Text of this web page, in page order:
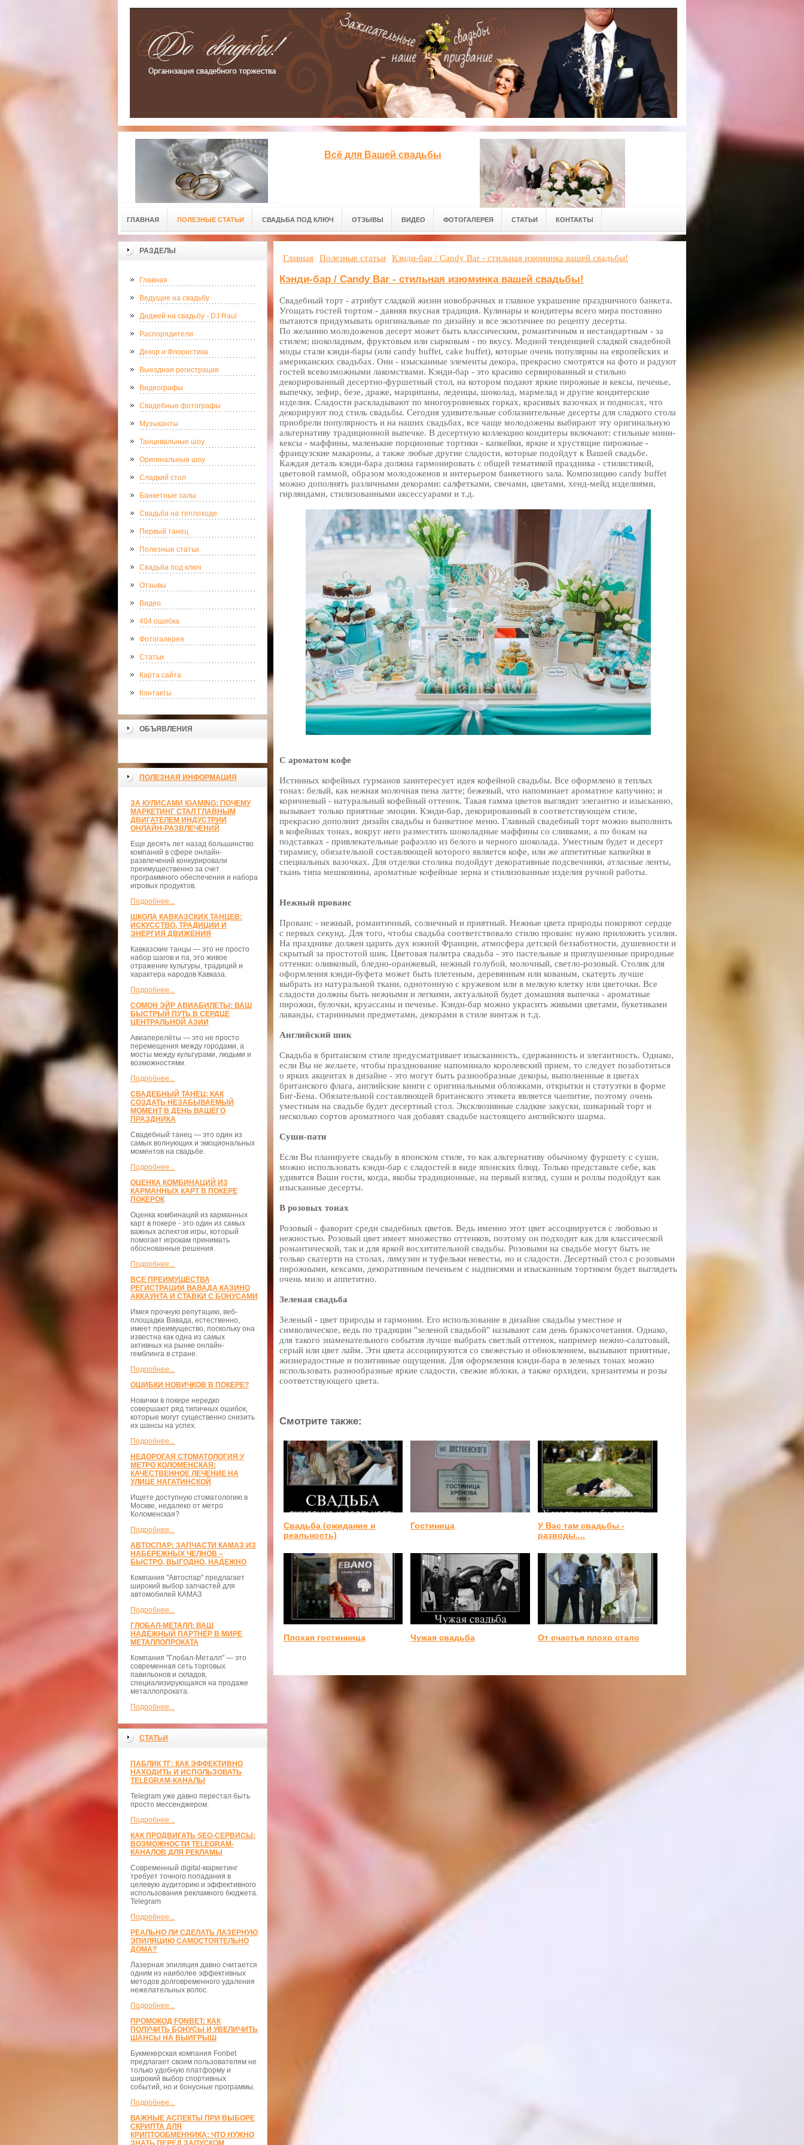
Всё для Вашей свадьбы
ГЛАВНАЯ ПОЛЕЗНЫЕ СТАТЬИ СВАДЬБА ПОД КЛЮЧ ОТЗЫВЫ ВИДЕО ФОТОГАЛЕРЕЯ СТАТЬИ КОНТАКТЫ
РАЗДЕЛЫ
Главная
Ведущие на свадьбу
Диджей на свадьбу - DJ Raul
Распорядители
Декор и Флористика
Выездная регистрация
Видеографы
Свадебные фотографы
Музыканты
Танцевальные шоу
Оригинальные шоу
Сладкий стол
Банкетные залы
Свадьба на теплоходе
Первый танец
Полезные статьи
Свадьба под ключ
Отзывы
Видео
404 ошибка
Фотогалерея
Статьи
Карта сайта
Контакты
ОБЪЯВЛЕНИЯ
ПОЛЕЗНАЯ ИНФОРМАЦИЯ
ЗА КУЛИСАМИ IGAMING: ПОЧЕМУ
МАРКЕТИНГ СТАЛ ГЛАВНЫМ
ДВИГАТЕЛЕМ ИНДУСТРИИ
ОНЛАЙН-РАЗВЛЕЧЕНИЙ
Еще десять лет назад большинство
компаний в сфере онлайн-
развлечений конкурировали
преимущественно за счет
программного обеспечения и набора
игровых продуктов.
Подробнее...
ШКОЛА КАВКАЗСКИХ ТАНЦЕВ:
ИСКУССТВО, ТРАДИЦИИ И
ЭНЕРГИЯ ДВИЖЕНИЯ
Кавказские танцы — это не просто
набор шагов и па, это живое
отражение культуры, традиций и
характера народов Кавказа.
Подробнее...
СОМОН ЭЙР АВИАБИЛЕТЫ: ВАШ
БЫСТРЫЙ ПУТЬ В СЕРДЦЕ
ЦЕНТРАЛЬНОЙ АЗИИ
Авиаперелёты — это не просто
перемещения между городами, а
мосты между культурами, людьми и
возможностями.
Подробнее...
СВАДЕБНЫЙ ТАНЕЦ: КАК
СОЗДАТЬ НЕЗАБЫВАЕМЫЙ
МОМЕНТ В ДЕНЬ ВАШЕГО
ПРАЗДНИКА
Свадебный танец — это один из
самых волнующих и эмоциональных
моментов на свадьбе.
Подробнее...
ОЦЕНКА КОМБИНАЦИЙ ИЗ
КАРМАННЫХ КАРТ В ПОКЕРЕ
ПОКЕРОК
Оценка комбинаций из карманных
карт в покере - это один из самых
важных аспектов игры, который
помогает игрокам принимать
обоснованные решения.
Подробнее...
ВСЕ ПРЕИМУЩЕСТВА
РЕГИСТРАЦИИ ВАВАДА КАЗИНО
АККАУНТА И СТАВКИ С БОНУСАМИ
Имея прочную репутацию, веб-
площадка Вавада, естественно,
имеет преимущество, поскольку она
известна как одна из самых
активных на рынке онлайн-
гемблинга в стране.
Подробнее...
ОШИБКИ НОВИЧКОВ В ПОКЕРЕ?
Новички в покере нередко
совершают ряд типичных ошибок,
которые могут существенно снизить
их шансы на успех.
Подробнее...
НЕДОРОГАЯ СТОМАТОЛОГИЯ У
МЕТРО КОЛОМЕНСКАЯ:
КАЧЕСТВЕННОЕ ЛЕЧЕНИЕ НА
УЛИЦЕ НАГАТИНСКОЙ
Ищете доступную стоматологию в
Москве, недалеко от метро
Коломенская?
Подробнее...
АВТОСПАР: ЗАПЧАСТИ КАМАЗ ИЗ
НАБЕРЕЖНЫХ ЧЕЛНОВ –
БЫСТРО, ВЫГОДНО, НАДЕЖНО
Компания "Автоспар" предлагает
широкий выбор запчастей для
автомобилей КАМАЗ
Подробнее...
ГЛОБАЛ-МЕТАЛЛ: ВАШ
НАДЁЖНЫЙ ПАРТНЁР В МИРЕ
МЕТАЛЛОПРОКАТА
Компания "Глобал-Металл" — это
современная сеть торговых
павильонов и складов,
специализирующаяся на продаже
металлопроката.
Подробнее...
СТАТЬИ
ПАБЛИК ТГ: КАК ЭФФЕКТИВНО
НАХОДИТЬ И ИСПОЛЬЗОВАТЬ
TELEGRAM-КАНАЛЫ
Telegram уже давно перестал быть
просто мессенджером.
Подробнее...
КАК ПРОДВИГАТЬ SEO-СЕРВИСЫ:
ВОЗМОЖНОСТИ TELEGRAM-
КАНАЛОВ ДЛЯ РЕКЛАМЫ
Современный digital-маркетинг
требует точного попадания в
целевую аудиторию и эффективного
использования рекламного бюджета.
Telegram
Подробнее...
РЕАЛЬНО ЛИ СДЕЛАТЬ ЛАЗЕРНУЮ
ЭПИЛЯЦИЮ САМОСТОЯТЕЛЬНО
ДОМА?
Лазерная эпиляция давно считается
одним из наиболее эффективных
методов долговременного удаления
нежелательных волос.
Подробнее...
ПРОМОКОД FONBET: КАК
ПОЛУЧИТЬ БОНУСЫ И УВЕЛИЧИТЬ
ШАНСЫ НА ВЫИГРЫШ
Букмекерская компания Fonbet
предлагает своим пользователям не
только удобную платформу и
широкий выбор спортивных
событий, но и бонусные программы.
Подробнее...
ВАЖНЫЕ АСПЕКТЫ ПРИ ВЫБОРЕ
СКРИПТА ДЛЯ
КРИПТООБМЕННИКА: ЧТО НУЖНО
ЗНАТЬ ПЕРЕД ЗАПУСКОМ
Главная Полезные статьи Кэнди-бар / Candy Bar - стильная изюминка вашей свадьбы!
Кэнди-бар / Candy Bar - стильная изюминка вашей свадьбы!
Свадебный торт - атрибут сладкой жизни новобрачных и главное украшение праздничного банкета.
Угощать гостей тортом - давняя вкусная традиция. Кулинары и кондитеры всего мира постоянно
пытаются придумывать оригинальные по дизайну и все экзотичнее по рецепту десерты.
По желанию молодоженов десерт может быть классическим, романтичным и нестандартным - за
стилем; шоколадным, фруктовым или сырковым - по вкусу. Модной тенденцией сладкой свадебной
моды стали кэнди-бары (или candy buffet, cake buffet), которые очень популярны на европейских и
американских свадьбах. Они - изысканные элементы декора, прекрасно смотрятся на фото и радуют
гостей всевозможными лакомствами. Кэнди-бар - это красиво сервированный и стильно
декорированный десертно-фуршетный стол, на котором подают яркие пирожные и кексы, печенье,
выпечку, зефир, безе, драже, марципаны, леденцы, шоколад, мармелад и другие кондитерские
изделия. Сладости раскладывают по многоуровневых горках, красивых вазочках и подносах, что
декорируют под стиль свадьбы. Сегодня удивительные соблазнительные десерты для сладкого стола
приобрели популярность и на наших свадьбах, все чаще молодожены выбирают эту оригинальную
альтернативу традиционной выпечке. В десертную коллекцию кондитеры включают: стильные мини-
кексы - маффины, маленькие порционные тортики - капкейки, яркие и хрустящие пирожные -
французские макароны, а также любые другие сладости, которые подойдут к Вашей свадьбе.
Каждая деталь кэнди-бара должна гармонировать с общей тематикой праздника - стилистикой,
цветовой гаммой, образом молодоженов и интерьером банкетного зала. Композицию candy buffet
можно дополнять различными декорами: салфетками, свечами, цветами, хенд-мейд изделиями,
гирляндами, стилизованными аксессуарами и т.д.
С ароматом кофе
Истинных кофейных гурманов заинтересует идея кофейной свадьбы. Все оформлено в теплых
тонах: белый, как нежная молочная пена латте; бежевый, что напоминает ароматное капучино; и
коричневый - натуральный кофейный оттенок. Такая гамма цветов выглядит элегантно и изысканно,
вызывает только приятные эмоции. Кэнди-бар, декорированный в соответствующем стиле,
прекрасно дополнит дизайн свадьбы и банкетное меню. Главный свадебный торт можно выполнить
в кофейных тонах, вокруг него разместить шоколадные маффины со сливками, а по бокам на
подставках - привлекательные рафаэлло из белого и черного шоколада. Уместным будет и десерт
тирамису, обязательной составляющей которого является кофе, или же аппетитные капкейки в
специальных вазочках. Для отделки столика подойдут декоративные подсвечники, атласные ленты,
ткань типа мешковины, ароматные кофейные зерна и стилизованные изделия ручной работы.
Нежный прованс
Прованс - нежный, романтичный, солнечный и приятный. Нежные цвета природы покоряют сердце
с первых секунд. Для того, чтобы свадьба соответствовало стилю прованс нужно приложить усилия.
На празднике должен царить дух южной Франции, атмосфера детской беззаботности, душевности и
скрытый за простотой шик. Цветовая палитра свадьба - это пастельные и приглушенные природные
оттенки: оливковый, бледно-оранжевый, нежный голубой, молочный, светло-розовый. Столик для
оформления кэнди-буфета может быть плетеным, деревянным или кованым, скатерть лучше
выбрать из натуральной ткани, однотонную с кружевом или в мелкую клетку или цветочки. Все
сладости должны быть нежными и легкими, актуальной будет домашняя выпечка - ароматные
пирожки, булочки, круассаны и печенье. Кэнди-бар можно украсить живыми цветами, букетиками
лаванды, старинными предметами, декорами в стиле винтаж и т.д.
Английский шик
Свадьба в британском стиле предусматривает изысканность, сдержанность и элегантность. Однако,
если Вы не желаете, чтобы празднование напоминало королевский прием, то следует позаботиться
о ярких акцентах в дизайне - это могут быть разнообразные декоры, выполненные в цветах
британского флага, английские книги с оригинальными обложками, открытки и статуэтки в форме
Биг-Бена. Обязательной составляющей британского этикета является чаепитие, поэтому очень
уместным на свадьбе будет десертный стол. Эксклюзивные сладкие закуски, шикарный торт и
несколько сортов ароматного чая добавят свадьбе настоящего английского шарма.
Суши-пати
Если Вы планируете свадьбу в японском стиле, то как альтернативу обычному фуршету с суши,
можно использовать кэнди-бар с сладостей в виде японских блюд. Только представьте себе, как
удивятся Ваши гости, когда, якобы традиционные, на первый взгляд, суши и роллы подойдут как
изысканные десерты.
В розовых тонах
Розовый - фаворит среди свадебных цветов. Ведь именно этот цвет ассоциируется с любовью и
нежностью. Розовый цвет имеет множество оттенков, поэтому он подходит как для классической
романтической, так и для яркой восхитительной свадьбы. Розовыми на свадьбе могут быть не
только скатерти на столах, лимузин и туфельки невесты, но и сладости. Десертный стол с розовыми
пирожными, кексами, декоративным печеньем с надписями и изысканным тортиком будет выглядеть
очень мило и аппетитно.
Зеленая свадьба
Зеленый - цвет природы и гармонии. Его использование в дизайне свадьбы уместное и
символическое, ведь по традиции "зеленой свадьбой" называют сам день бракосочетания. Однако,
для такого знаменательного события лучше выбрать светлый оттенок, например нежно-салатовый,
серый или цвет лайм. Эти цвета ассоциируются со свежестью и обновлением, вызывают приятные,
жизнерадостные и позитивные ощущения. Для оформления кэнди-бара в зеленых тонах можно
использовать разнообразные яркие сладости, свежие яблоки, а также орхидеи, хризантемы и розы
соответствующего цвета.
Смотрите также:
Свадьба (ожидание и
реальность)
Гостиница
У Вас там свадьбы -
разводы....
Плохая гостинница Чужая свадьба От счастья плохо стало